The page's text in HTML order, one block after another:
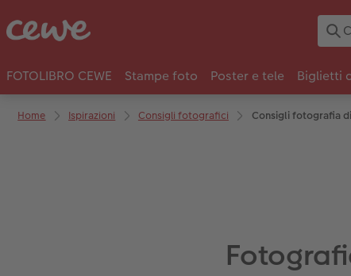
FOTOLIBRO CEWE Stampe foto Poster e tele Biglietti
Home Ispirazioni Consigli fotografici Consigli fotografia